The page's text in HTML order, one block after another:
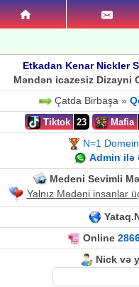
Etkadan Kenar Nickler
Məndən icazesiz Dizayni
Çatda Birbaşa »
Tiktok 23 Mafia
N=1
Admin ilə
Medeni Sevimli
Yalnız Mədəni insanlar
Online
Nick və